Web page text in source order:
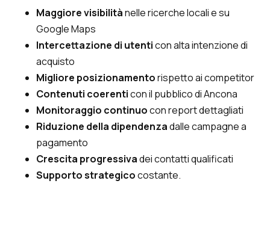
Maggiore visibilitànelle ricerche locali e su
Google Maps
Intercettazione di utenticon alta intenzione di
acquisto
Migliore posizionamentorispetto ai competitor
Contenuti coerenticon il pubblico di Ancona
Monitoraggio continuocon report dettagliati
Riduzione della dipendenzadalle campagne a
pagamento
Crescita progressivadei contatti qualificati
Supporto strategicocostante.